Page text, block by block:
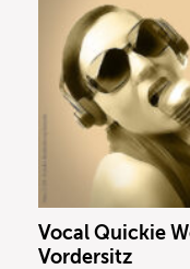
Vocal Quickie
Vordersitz